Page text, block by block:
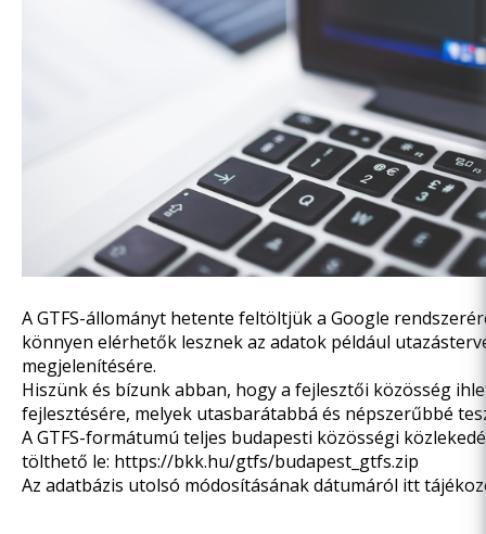
A GTFS-állományt hetente feltöltjük a Google
könnyen elérhetők lesznek az adatok például
megjelenítésére.
Hiszünk és bízunk abban, hogy a fejlesztői közösség
fejlesztésére, melyek utasbarátabbá és népszerűbbé
A GTFS-formátumú teljes budapesti közösségi
tölthető le: https://bkk.hu/gtfs/budapest_gtfs.zip
Az adatbázis utolsó módosításának dátumáról itt